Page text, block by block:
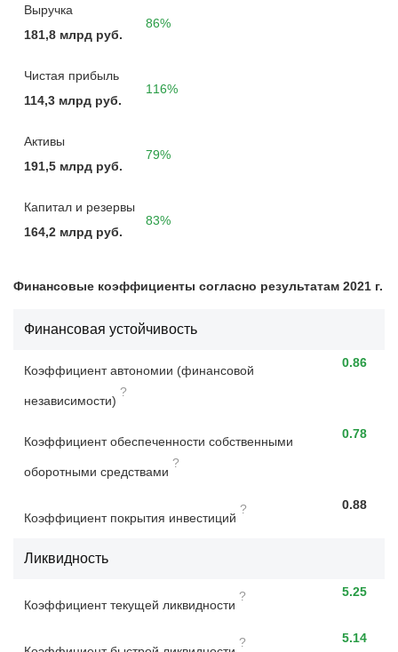
Выручка
181,8 млрд руб.
86%
Чистая прибыль
114,3 млрд руб.
116%
Активы
191,5 млрд руб.
79%
Капитал и резервы
164,2 млрд руб.
83%
Финансовые коэффициенты согласно результатам 2021 г.
Финансовая устойчивость
Коэффициент автономии (финансовой
независимости)
?
0.86
Коэффициент обеспеченности собственными
оборотными средствами
?
0.78
Коэффициент покрытия инвестиций
? 0.88
Ликвидность
Коэффициент текущей ликвидности
? 5.25
? 5.14